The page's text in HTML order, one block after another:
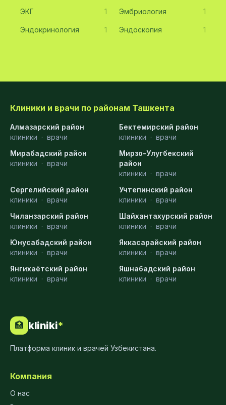
ЭКГ 1 Эмбриология 1
Эндокринология 1 Эндоскопия 1
Клиники и врачи по районам Ташкента
Алмазарский район
клиники · врачи
Бектемирский район
клиники · врачи
Мирабадский район
клиники · врачи
Мирзо-Улугбекский
район
клиники · врачи
Сергелийский район
клиники · врачи
Учтепинский район
клиники · врачи
Чиланзарский район
клиники · врачи
Шайхантахурский район
клиники · врачи
Юнусабадский район
клиники · врачи
Яккасарайский район
клиники · врачи
Янгихаётский район
клиники · врачи
Яшнабадский район
клиники · врачи
🏥 kliniki*
Платформа клиник и врачей Узбекистана.
Компания
О нас